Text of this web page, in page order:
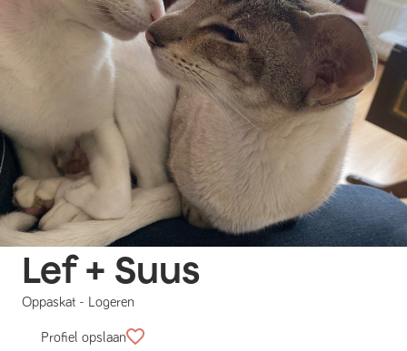
Lef + Suus
Oppaskat - Logeren
Profiel opslaan